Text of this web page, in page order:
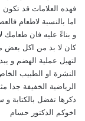
فهده العلامات قد
اما بالنسبة لاطعام
و بناءً عليه فان طعامك
كان لا بد من اكل بعض
لتهيل عملية الهضم و
النشرة او الطبيب
الرياضية الخفيفة
دكرها تفضل بالكتابة
اخوكم الدكتور حسام